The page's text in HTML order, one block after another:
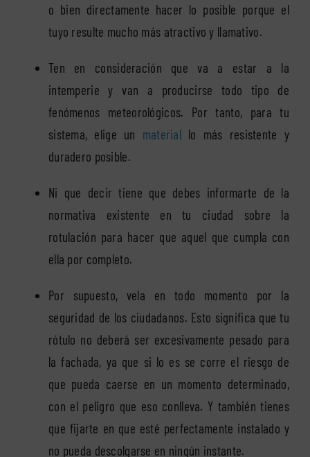
o bien directamente hacer lo posible porque el
tuyo resulte mucho más atractivo y llamativo.
Ten en consideración que va a estar a la
intemperie y van a producirse todo tipo de
fenómenos meteorológicos. Por tanto, para tu
sistema, elige un materiallo más resistente y
duradero posible.
Ni que decir tiene que debes informarte de la
normativa existente en tu ciudad sobre la
rotulación para hacer que aquel que cumpla con
ella por completo.
Por supuesto, vela en todo momento por la
seguridad de los ciudadanos. Esto significa que tu
rótulo no deberá ser excesivamente pesado para
la fachada, ya que si lo es se corre el riesgo de
que pueda caerse en un momento determinado,
con el peligro que eso conlleva. Y también tienes
que fijarte en que esté perfectamente instalado y
no pueda descolgarse en ningún instante.